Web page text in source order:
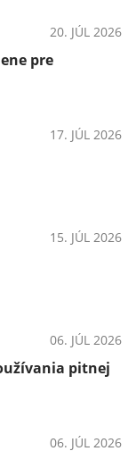
20. JÚL 2026
pre
17. JÚL 2026
15. JÚL 2026
06. JÚL 2026
pitnej
06. JÚL 2026